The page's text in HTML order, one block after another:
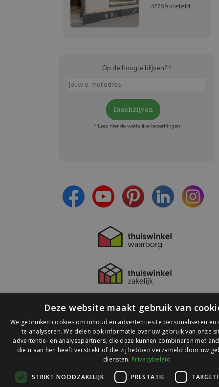
47799 Krefeld
Op de hoogte blijven? *
Inschrijven
* Lees hier de wettelijke beperkingen
© 2026 Ledlichtdiscounter.nl
op
Deze website maakt gebruik van
We gebruiken cookies om inhoud en advertenties te personaliseren en
te analyseren. We delen ook informatie over uw gebruik van onze
advertentie- en analysepartners, die deze kunnen combineren met
die u aan hen heeft verstrekt of die zij hebben verzameld door uw
diensten. Privacybeleid
STRIKT NOODZAKELIJK PRESTATIE